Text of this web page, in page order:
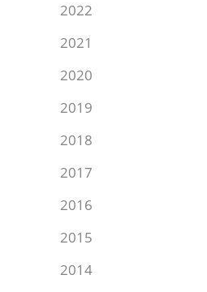
2022
2021
2020
2019
2018
2017
2016
2015
2014